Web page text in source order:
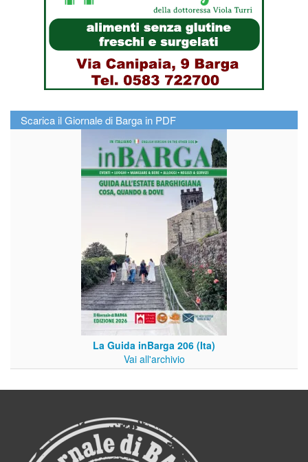
Scarica il Giornale di Barga in PDF
La Guida inBarga 206 (Ita)
Vai all'archivio